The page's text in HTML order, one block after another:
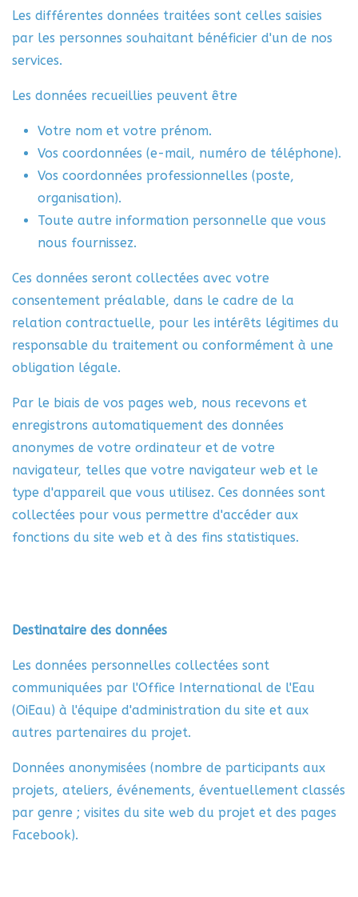
Les différentes données traitées sont celles saisies
par les personnes souhaitant bénéficier d'un de nos
services.
Les données recueillies peuvent être
Votre nom et votre prénom.
Vos coordonnées (e-mail, numéro de téléphone).
Vos coordonnées professionnelles (poste,
organisation).
Toute autre information personnelle que vous
nous fournissez.
Ces données seront collectées avec votre
consentement préalable, dans le cadre de la
relation contractuelle, pour les intérêts légitimes du
responsable du traitement ou conformément à une
obligation légale.
Par le biais de vos pages web, nous recevons et
enregistrons automatiquement des données
anonymes de votre ordinateur et de votre
navigateur, telles que votre navigateur web et le
type d'appareil que vous utilisez. Ces données sont
collectées pour vous permettre d'accéder aux
fonctions du site web et à des fins statistiques.
Destinataire des données
Les données personnelles collectées sont
communiquées par l'Office International de l'Eau
(OiEau) à l'équipe d'administration du site et aux
autres partenaires du projet.
Données anonymisées (nombre de participants aux
projets, ateliers, événements, éventuellement classés
par genre ; visites du site web du projet et des pages
Facebook).